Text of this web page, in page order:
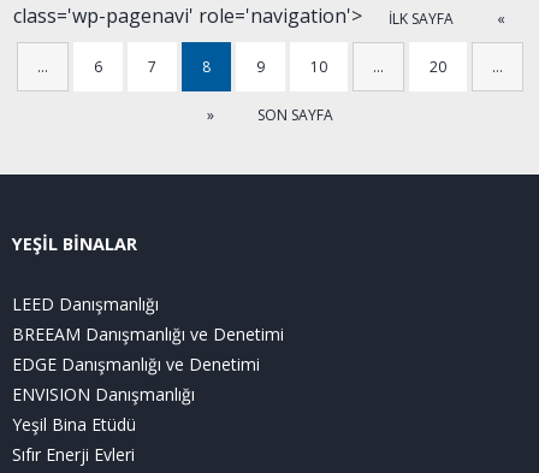
class='wp-pagenavi' role='navigation'> İLK SAYFA «
… 6 7 8 9 10 … 20 …
» SON SAYFA
YEŞİL BİNALAR
LEED Danışmanlığı
BREEAM Danışmanlığı ve Denetimi
EDGE Danışmanlığı ve Denetimi
ENVISION Danışmanlığı
Yeşil Bina Etüdü
Sıfır Enerji Evleri